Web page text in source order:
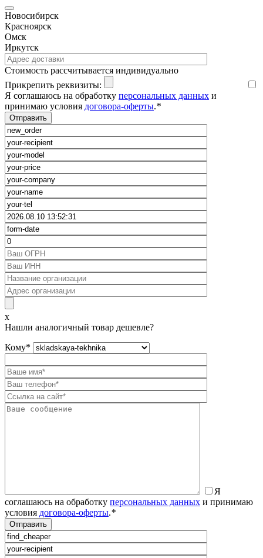
Новосибирск
Красноярск
Омск
Иркутск
Cтоимость рассчитывается индивидуально
Прикрепить реквизиты:
Я соглашаюсь на обработку персональных данных и
принимаю условия договора-оферты.*
x
Нашли аналогичный товар дешевле?
Кому*
Я
соглашаюсь на обработку персональных данных и принимаю
условия договора-оферты.*